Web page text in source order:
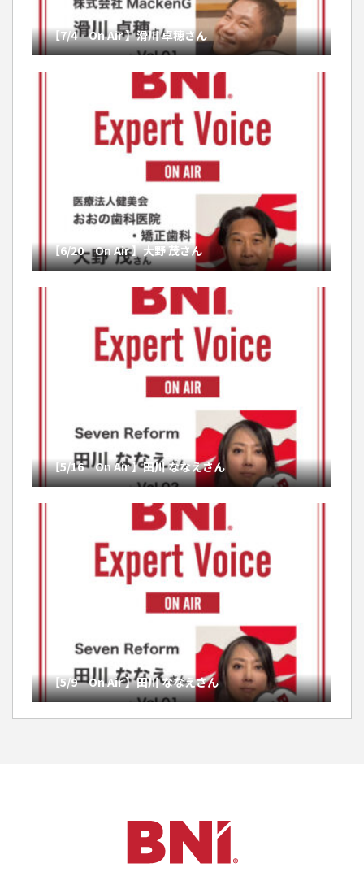
【7/4 On Air 】滑川 卓穂さん
【6/20 On Air 】大野 茂さん
【5/16 On Air 】田川 ななえさん
【5/9 On Air 】田川 ななえさん